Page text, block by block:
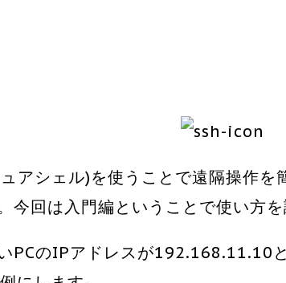
アシェル)を使うことで遠隔操作を
今回は入門編ということで使い方を
PCのIPアドレスが192.168.11.10